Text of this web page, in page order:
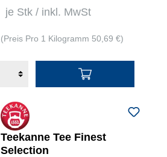
je Stk / inkl. MwSt
(Preis Pro 1 Kilogramm 50,69 €)
Teekanne Tee Finest
Selection